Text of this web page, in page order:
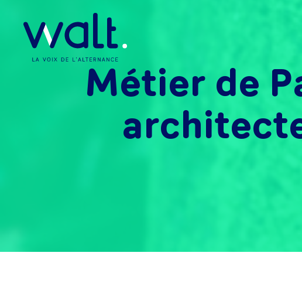
Métier de